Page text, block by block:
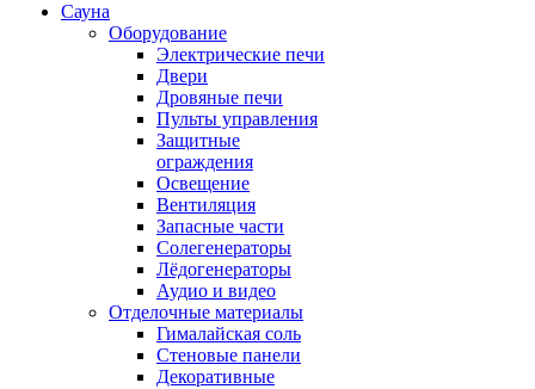
Сауна
Оборудование
Электрические печи
Двери
Дровяные печи
Пульты управления
Защитные
ограждения
Освещение
Вентиляция
Запасные части
Солегенераторы
Лёдогенераторы
Аудио и видео
Отделочные материалы
Гималайская соль
Стеновые панели
Декоративные